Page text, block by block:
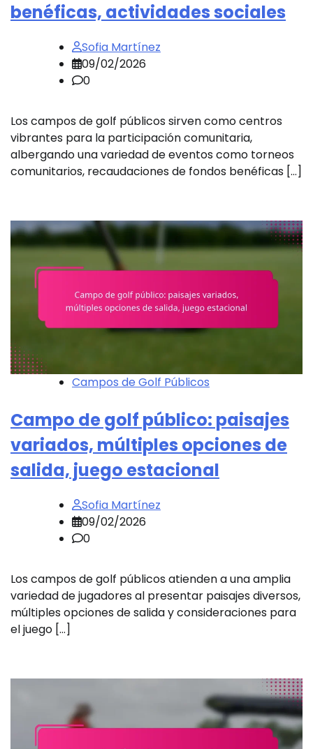
benéficas, actividades sociales
Sofia Martínez
09/02/2026
0
Los campos de golf públicos sirven como centros
vibrantes para la participación comunitaria,
albergando una variedad de eventos como torneos
comunitarios, recaudaciones de fondos benéficas […]
Campos de Golf Públicos
Campo de golf público: paisajes
variados, múltiples opciones de
salida, juego estacional
Sofia Martínez
09/02/2026
0
Los campos de golf públicos atienden a una amplia
variedad de jugadores al presentar paisajes diversos,
múltiples opciones de salida y consideraciones para
el juego […]